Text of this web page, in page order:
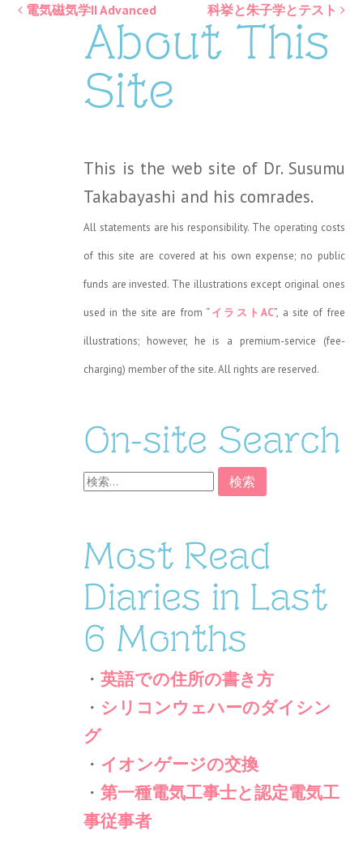
Post
navigation
電気磁気学II Advanced 科挙と朱子学とテスト
About This
Site
This is the web site of Dr. Susumu
Takabayashi and his comrades.
All statements are his responsibility. The operating costs
of this site are covered at his own expense; no public
funds are invested. The illustrations except original ones
used in the site are from “イラストAC”, a site of free
illustrations; however, he is a premium-service (fee-
charging) member of the site. All rights are reserved.
On-site Search
検
索:
Most Read
Diaries in Last
6 Months
・英語での住所の書き方
・ シリコンウェハーのダイシン
グ
・ イオンゲージの交換
・第一種電気工事士と認定電気工
事従事者